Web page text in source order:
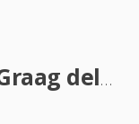
Van wie is deze fiets?! Graag delen